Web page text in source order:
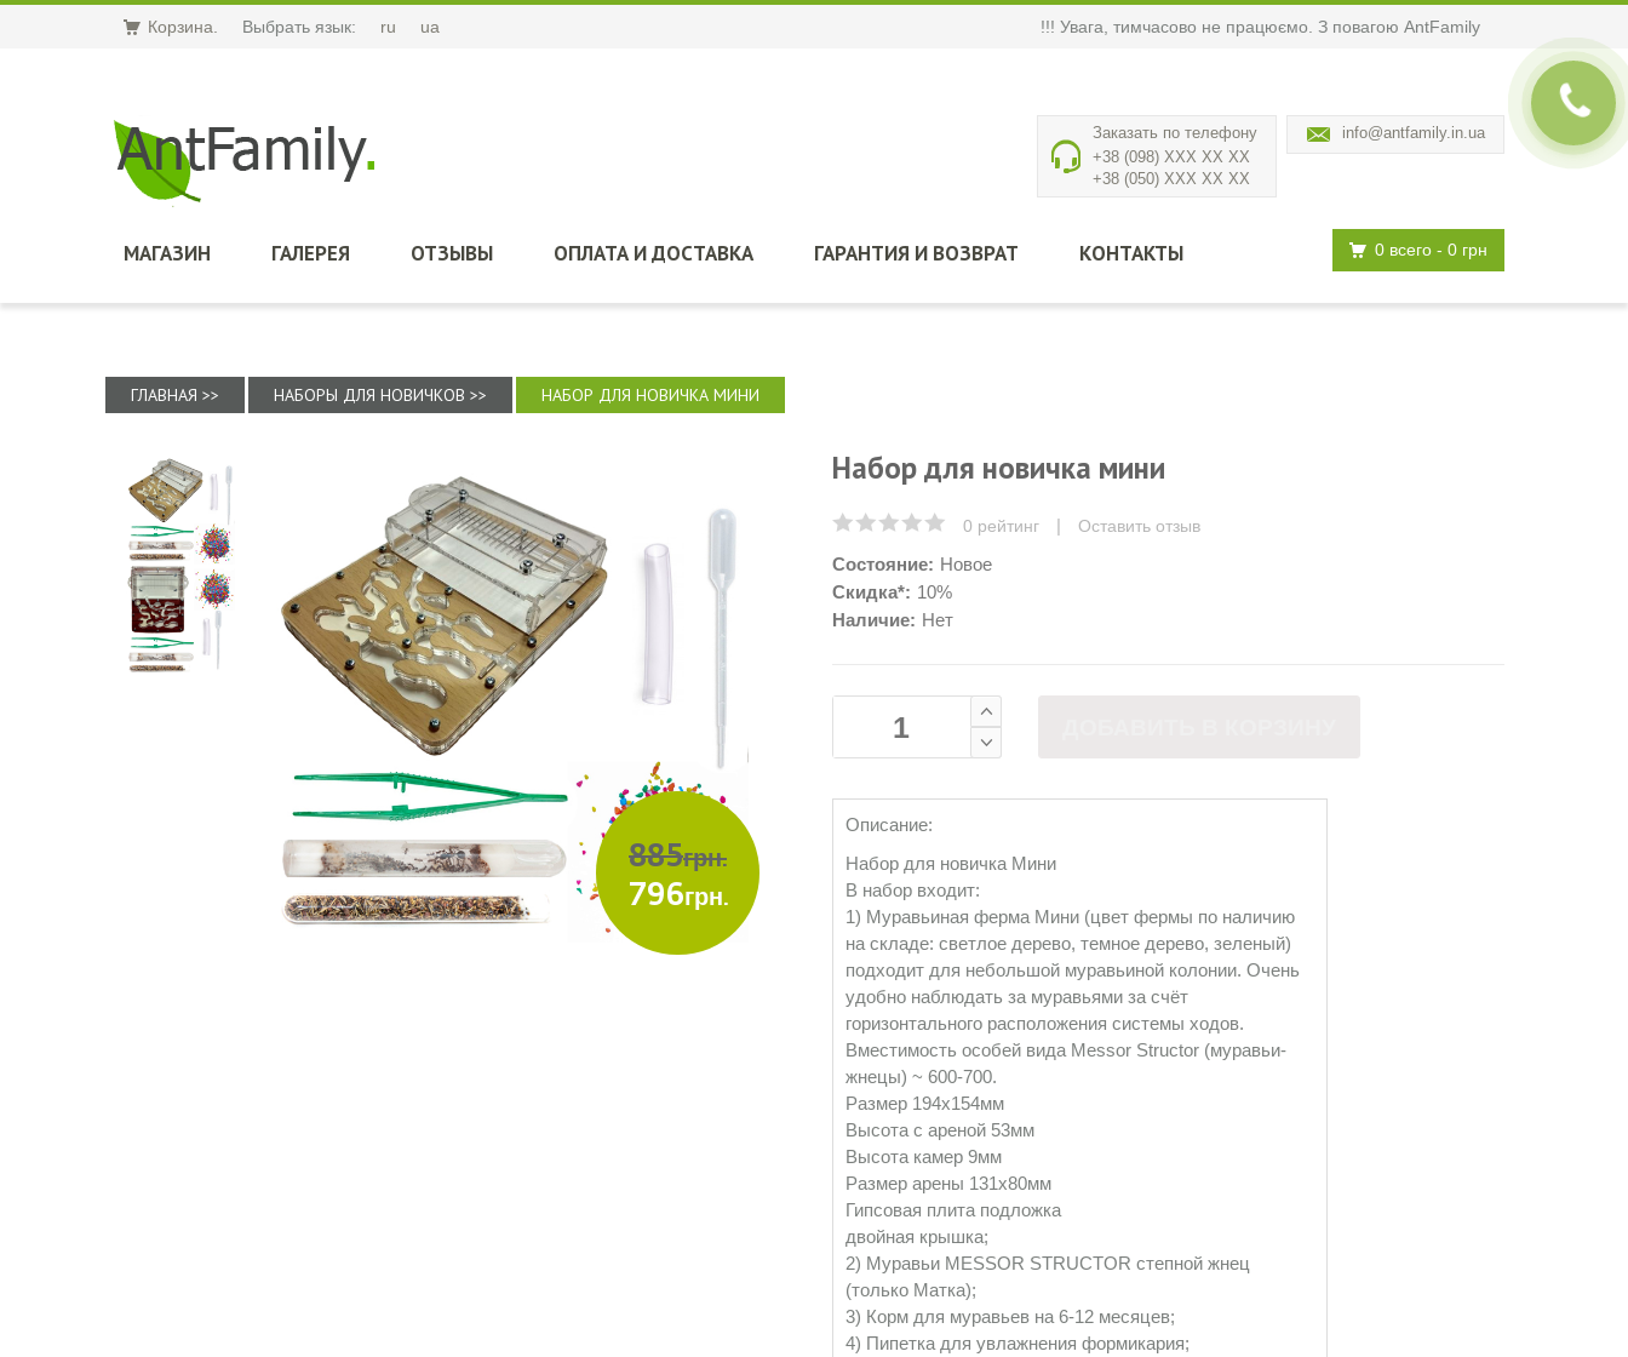
Корзина. Выбрать язык: ru ua !!! Увага, тимчасово не працюємо. З повагою AntFamily
info@antfamily.in.ua
Заказать по телефону
+38 (098) XXX XX XX
+38 (050) XXX XX XX
МАГАЗИН ГАЛЕРЕЯ ОТЗЫВЫ ОПЛАТА И ДОСТАВКА ГАРАНТИЯ И ВОЗВРАТ КОНТАКТЫ 0 всего - 0 грн
ГЛАВНАЯ >> НАБОРЫ ДЛЯ НОВИЧКОВ >> НАБОР ДЛЯ НОВИЧКА МИНИ
885грн.
796грн.
Набор для новичка мини
0 рейтинг | Оставить отзыв
Состояние: Новое
Скидка*: 10%
Наличие: Нет
Описание:
Набор для новичка Мини
В набор входит:
1) Муравьиная ферма Мини (цвет фермы по наличию
на складе: светлое дерево, темное дерево, зеленый)
подходит для небольшой муравьиной колонии. Очень
удобно наблюдать за муравьями за счёт
горизонтального расположения системы ходов.
Вместимость особей вида Messor Structor (муравьи-
жнецы) ~ 600-700.
Размер 194х154мм
Высота с ареной 53мм
Высота камер 9мм
Размер арены 131х80мм
Гипсовая плита подложка
двойная крышка;
2) Муравьи MESSOR STRUCTOR степной жнец
(только Матка);
3) Корм для муравьев на 6-12 месяцев;
4) Пипетка для увлажнения формикария;